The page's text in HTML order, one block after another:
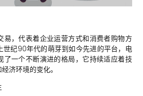
易，代表着企业运营方式和消费者购物方
世纪90年代的萌芽到如今先进的平台，电
了一个不断演进的格局，它持续适应着技
济环境的变化。